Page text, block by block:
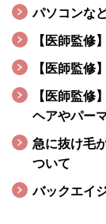
パソコンな
【医師監修
【医師監修
【医師監修
ヘアやパー
急に抜け毛
ついて
バックエイ